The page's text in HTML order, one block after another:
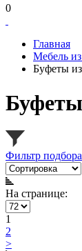
0
Главная
Мебель
Буфеты
Фильтр подбора
На странице:
1
2
>